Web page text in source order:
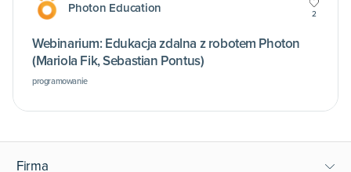
Photon Education 2
Webinarium: Edukacja zdalna z robotem Photon
(Mariola Fik, Sebastian Pontus)
programowanie
Firma